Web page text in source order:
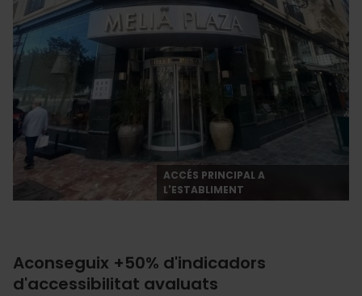
ACCÉS PRINCIPAL A
L'ESTABLIMENT
Aconseguix +50% d'indicadors
d'accessibilitat avaluats